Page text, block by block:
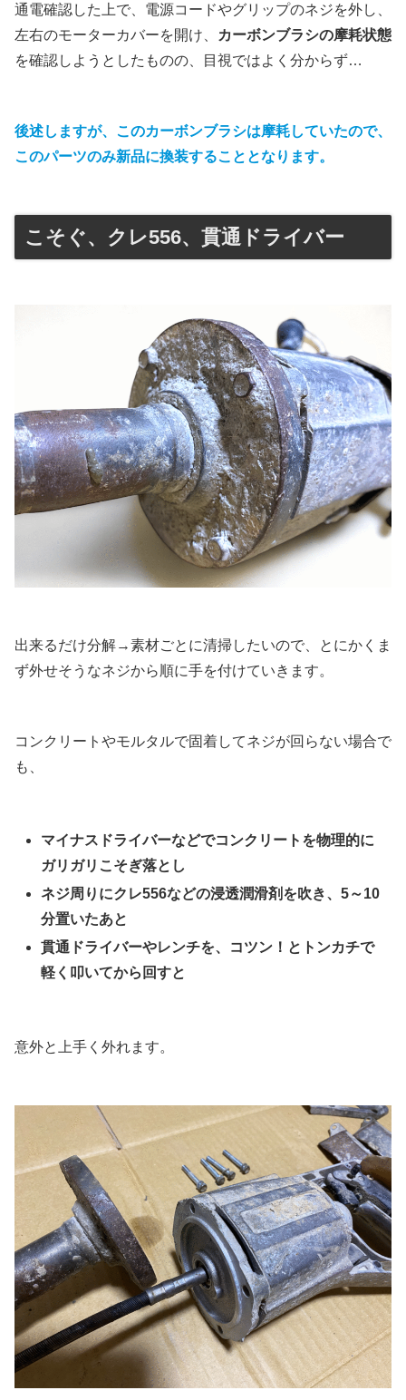
通電確認した上で、電源コードやグリップのネジを外し、
左右のモーターカバーを開け、
カーボンブラシの摩耗状態
を確認しようとしたものの、目視ではよく分からず…
後述しますが、このカーボンブラシは摩耗していたので、
このパーツのみ新品に換装することとなります。
こそぐ、クレ556、貫通ドライバー
出来るだけ分解→素材ごとに清掃したいので、とにかくま
ず外せそうなネジから順に手を付けていきます。
コンクリートやモルタルで固着してネジが回らない場合で
も、
マイナスドライバーなどでコンクリートを物理的に
ガリガリこそぎ落とし
ネジ周りにクレ556などの浸透潤滑剤を吹き、5～10
分置いたあと
貫通ドライバーやレンチを、コツン！とトンカチで
軽く叩いてから回すと
意外と上手く外れます。